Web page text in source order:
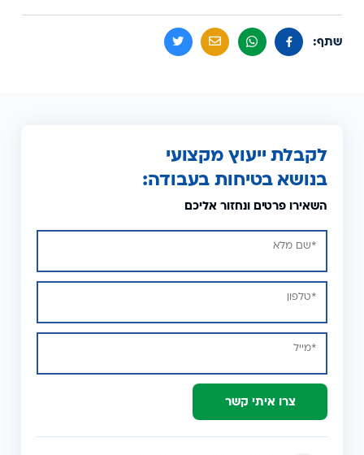
שתף:
לקבלת ייעוץ מקצועי
בנושא בטיחות בעבודה:
השאירו פרטים ונחזור אליכם
צרו איתי קשר